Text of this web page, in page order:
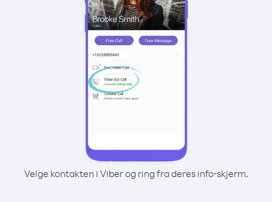
Velge kontakten i Viber og ring fra deres info-skjerm.